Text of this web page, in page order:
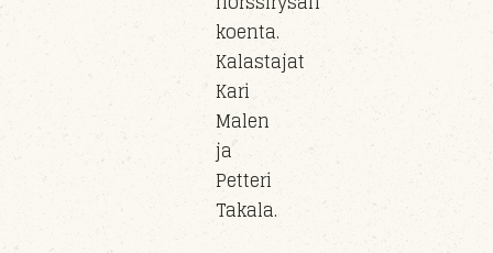
koenta.
Kalastajat
Kari
Malen
ja
Petteri
Takala.